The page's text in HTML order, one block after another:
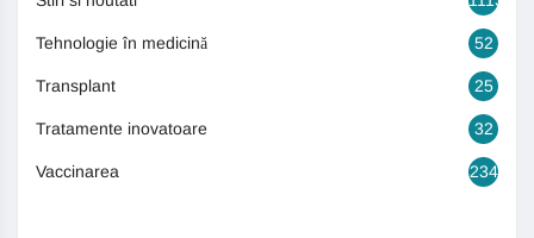
Tehnologie în medicină 52
Transplant 25
Tratamente inovatoare 32
Vaccinarea 234